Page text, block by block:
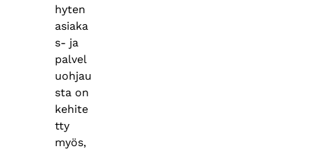
hyten
asiaka
s- ja
palvel
uohjau
sta on
kehite
tty
myös,